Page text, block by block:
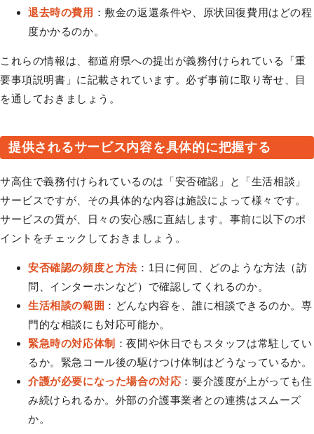
退去時の費用 ：敷金の返還条件や、原状回復費用はどの程
度かかるのか。
これらの情報は、都道府県への提出が義務付けられている「重
要事項説明書」に記載されています。必ず事前に取り寄せ、目
を通しておきましょう。
提供されるサービス内容を具体的に把握する
サ高住で義務付けられているのは「安否確認」と「生活相談」
サービスですが、その具体的な内容は施設によって様々です。
サービスの質が、日々の安心感に直結します。事前に以下のポ
イントをチェックしておきましょう。
安否確認の頻度と方法 ：1日に何回、どのような方法（訪
問、インターホンなど）で確認してくれるのか。
生活相談の範囲 ：どんな内容を、誰に相談できるのか。専
門的な相談にも対応可能か。
緊急時の対応体制 ：夜間や休日でもスタッフは常駐してい
るか。緊急コール後の駆けつけ体制はどうなっているか。
介護が必要になった場合の対応 ：要介護度が上がっても住
み続けられるか。外部の介護事業者との連携はスムーズ
か。